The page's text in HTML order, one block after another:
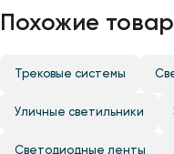
Похожие
Трековые системы
Уличные светильники
Светодиодные ленты